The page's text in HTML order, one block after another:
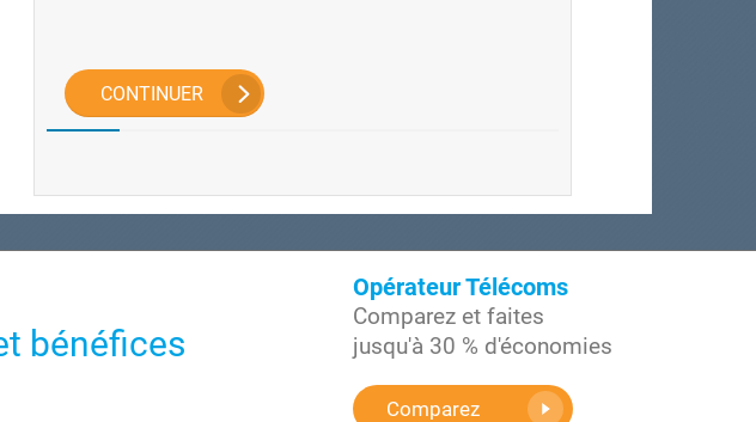
CONTINUER
bénéfices
Opérateur Télécoms
Comparez et faites
jusqu'à 30 % d'économies
Comparez